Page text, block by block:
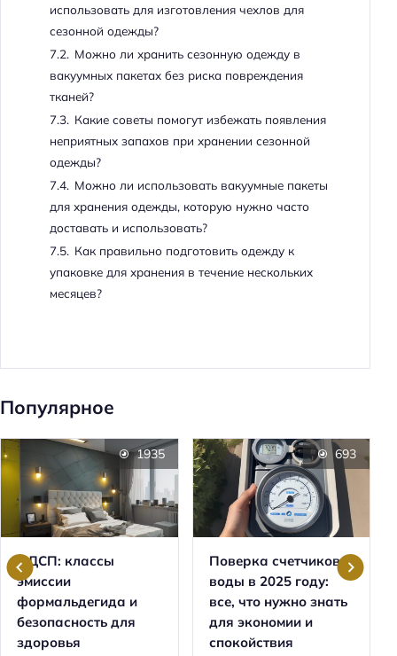
использовать для изготовления чехлов для
сезонной одежды?
7.2. Можно ли хранить сезонную одежду в
вакуумных пакетах без риска повреждения
тканей?
7.3. Какие советы помогут избежать появления
неприятных запахов при хранении сезонной
одежды?
7.4. Можно ли использовать вакуумные пакеты
для хранения одежды, которую нужно часто
доставать и использовать?
7.5. Как правильно подготовить одежду к
упаковке для хранения в течение нескольких
месяцев?
Популярное
ЛДСП: классы
эмиссии
формальдегида и
безопасность для
здоровья
1935
Поверка счетчиков
воды в 2025 году:
все, что нужно знать
для экономии и
спокойствия
693